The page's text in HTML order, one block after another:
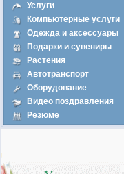
Вами объявление
Услуги
Компьютерные услуги
Одежда и аксессуары
Подарки и сувениры
Растения
Автотранспорт
Оборудование
Видео поздравления
Резюме